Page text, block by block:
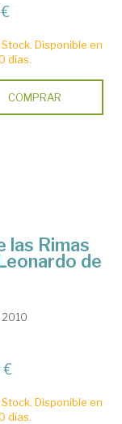
Stock. Disponible en
días.
COMPRAR
las Rimas
de
€
Stock. Disponible en
días.